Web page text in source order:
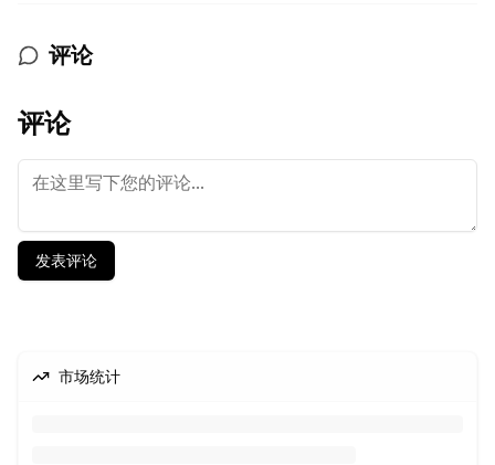
评论
评论
发表评论
市场统计